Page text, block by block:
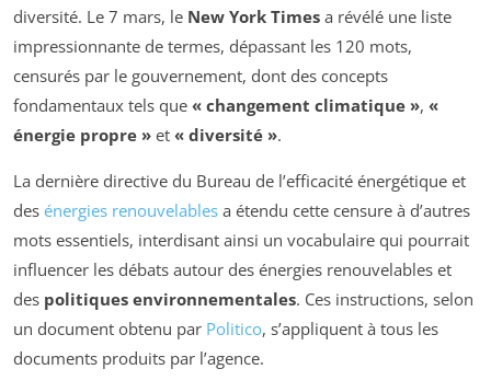
diversité. Le 7 mars, le New York Times a révélé une liste
impressionnante de termes, dépassant les 120 mots,
censurés par le gouvernement, dont des concepts
fondamentaux tels que « changement climatique », «
énergie propre » et « diversité ».
La dernière directive du Bureau de l’efficacité énergétique et
des énergies renouvelables a étendu cette censure à d’autres
mots essentiels, interdisant ainsi un vocabulaire qui pourrait
influencer les débats autour des énergies renouvelables et
des politiques environnementales. Ces instructions, selon
un document obtenu par Politico, s’appliquent à tous les
documents produits par l’agence.